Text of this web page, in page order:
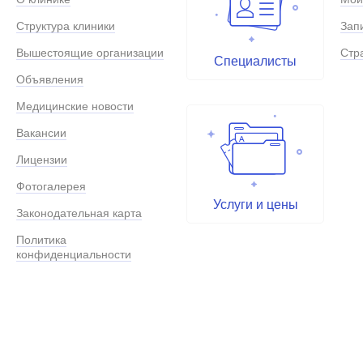
Структура клиники
Вышестоящие организации
Объявления
Медицинские новости
Вакансии
Лицензии
Фотогалерея
Законодательная карта
Политика
конфиденциальности
Специалисты
Услуги и цены